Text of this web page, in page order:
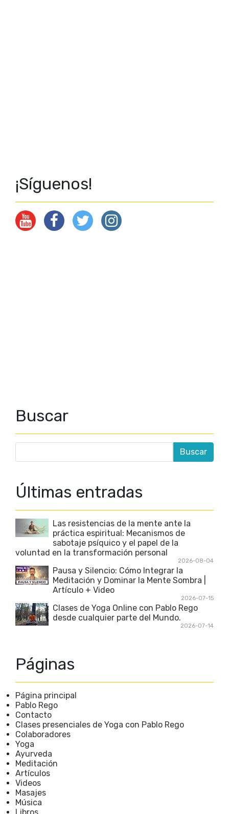
¡Síguenos!
Buscar
Últimas entradas
Las resistencias de la mente ante la
práctica espiritual: Mecanismos de
sabotaje psíquico y el papel de la
voluntad en la transformación personal
2026-08-04
Pausa y Silencio: Cómo Integrar la
Meditación y Dominar la Mente Sombra |
Artículo + Video
2026-07-15
Clases de Yoga Online con Pablo Rego
desde cualquier parte del Mundo.
2026-07-14
Páginas
Página principal
Pablo Rego
Contacto
Clases presenciales de Yoga con Pablo Rego
Colaboradores
Yoga
Ayurveda
Meditación
Artículos
Videos
Masajes
Música